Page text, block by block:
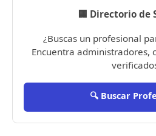
🏢 Directorio de
¿Buscas un profesional
Encuentra administradores,
🔍 Buscar